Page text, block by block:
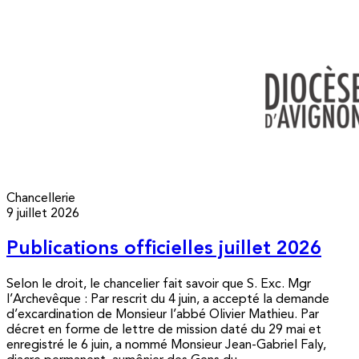
Chancellerie
9 juillet 2026
Publications officielles juillet 2026
Selon le droit, le chancelier fait savoir que S. Exc. Mgr
l’Archevêque : Par rescrit du 4 juin, a accepté la demande
d’excardination de Monsieur l’abbé Olivier Mathieu. Par
décret en forme de lettre de mission daté du 29 mai et
enregistré le 6 juin, a nommé Monsieur Jean-Gabriel Faly,